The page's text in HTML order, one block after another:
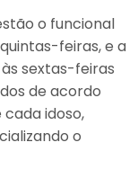
o funcional
feiras, e a
sextas-feiras
de acordo
idoso,
o